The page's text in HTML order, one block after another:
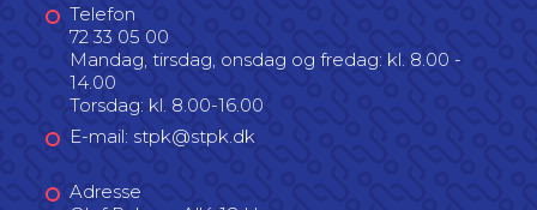
Telefon
72 33 05 00
Mandag, tirsdag, onsdag og fredag: kl. 8.00 -
14.00
Torsdag: kl. 8.00-16.00
E-mail: stpk@stpk.dk
Adresse